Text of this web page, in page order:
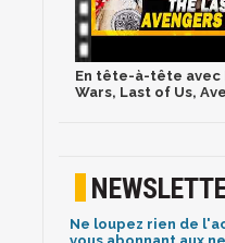
En tête-à-tête avec
Wars, Last of Us,
Ne loupez rien de